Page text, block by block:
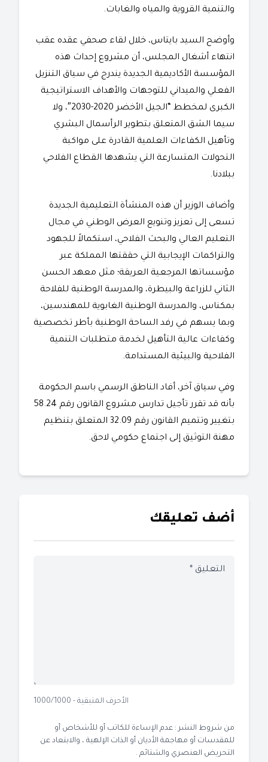
والتنمية القروية والمياه والغابات.
​وأوضح السيد بايتاس، خلال لقاء صحفي عقده عقب
انتهاء أشغال المجلس، أن مشروع إحداث هذه
المؤسسة الأكاديمية الجديدة يندرج في سياق التنزيل
الفعلي والميداني للتوجهات والأهداف الاستراتيجية
الكبرى لمخطط “الجيل الأخضر 2020-2030″، ولا
سيما الشق المتعلق بتطوير الرأسمال البشري
وتأهيل الكفاءات العلمية القادرة على مواكبة
التحولات المتسارعة التي يشهدها القطاع الفلاحي
ببلادنا.
​وأضاف الوزير أن هذه المنشأة التعليمية الجديدة
تسعى إلى تعزيز وتنويع العرض الوطني في مجال
التعليم العالي والبحث الفلاحي، استكمالاً للجهود
والتراكمات الإيجابية التي حققتها المملكة عبر
مؤسساتها المرجعية العريقة؛ مثل معهد الحسن
الثاني للزراعة والبيطرة، والمدرسة الوطنية للفلاحة
بمكناس، والمدرسة الوطنية الغابوية للمهندسين،
وبما يسهم في رفد الساحة الوطنية بأطر تخصصية
وكفاءات عالية التأهيل لخدمة متطلبات التنمية
الفلاحية والبيئية المستدامة.
​وفي سياق آخر، أفاد الناطق الرسمي باسم الحكومة
بأنه قد تقرر تأجيل تدارس مشروع القانون رقم 58.24
بتغيير وتتميم القانون رقم 32.09 المتعلق بتنظيم
مهنة التوثيق إلى اجتماع حكومي لاحق.
أضف تعليقك
الأحرف المتبقية - 1000/1000
من شروط النشر : عدم الإساءة للكاتب أو للأشخاص أو
للمقدسات أو مهاجمة الأديان أو الذات الإلهية ، والابتعاد عن
التحريض العنصري والشتائم .